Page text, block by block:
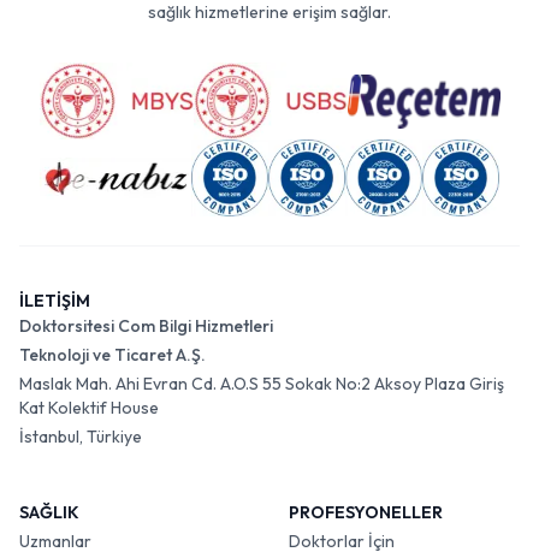
sağlık hizmetlerine erişim sağlar.
İLETİŞİM
Doktorsitesi Com Bilgi Hizmetleri
Teknoloji ve Ticaret A.Ş.
Maslak Mah. Ahi Evran Cd. A.O.S 55 Sokak No:2 Aksoy Plaza Giriş
Kat Kolektif House
İstanbul, Türkiye
SAĞLIK
Uzmanlar
PROFESYONELLER
Doktorlar İçin